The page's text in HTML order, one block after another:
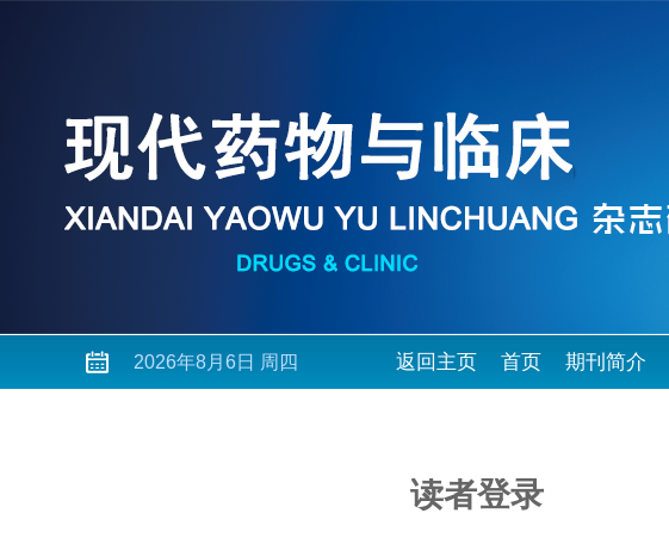
2026年8月6日 周四 返回主页 首页 期刊简介
读者登录